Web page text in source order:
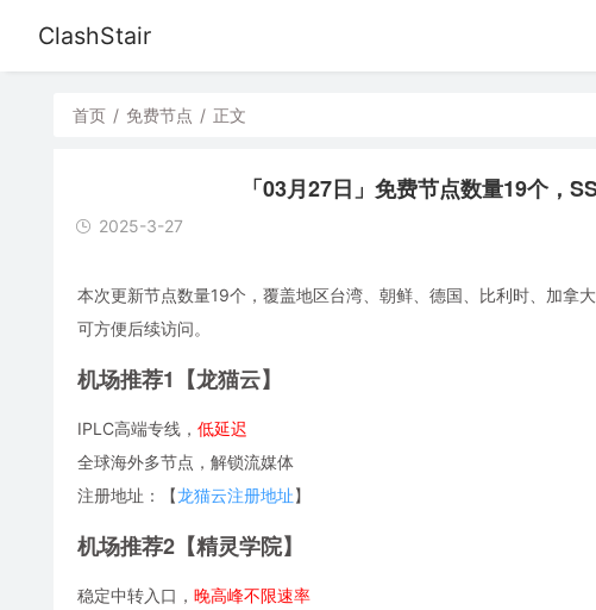
ClashStair
首页 / 免费节点 / 正文
「03月27日」免费节点数量19个
2025-3-27
本次更新节点数量19个，覆盖地区台湾、朝鲜、德国、比利时、加拿
可方便后续访问。
机场推荐1【龙猫云】
IPLC高端专线， 低延迟
全球海外多节点，解锁流媒体
注册地址：【龙猫云注册地址】
机场推荐2【精灵学院】
稳定中转入口， 晚高峰不限速率